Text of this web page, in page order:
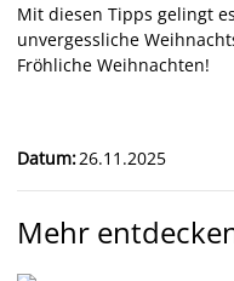
Mit diesen Tipps gelingt
unvergessliche
Fröhliche Weihnachten!
Datum:26.11.2025
Mehr